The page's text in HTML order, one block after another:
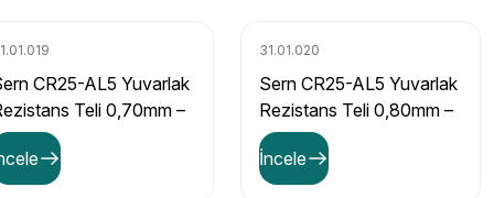
CR25-AL5 Yuvarlak
Teli 0,70mm –
Ω/m Direnç Değerli
31.01.020
Sern CR25-AL5 Yuvarlak
Rezistans Teli 0,80mm –
2,83 Ω/m Direnç Değerli
İncele